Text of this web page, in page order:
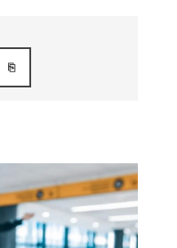
⎘